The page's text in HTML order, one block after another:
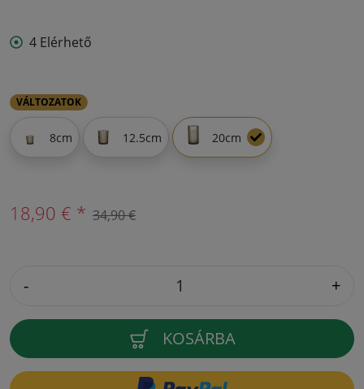
4 Elérhető
VÁLTOZATOK
8cm 12.5cm 20cm
18,90 € * 34,90 €
- +
KOSÁRBA